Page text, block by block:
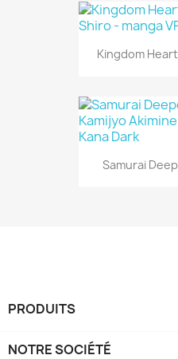
Kingdom
Samurai
PRODUITS
NOTRE SOCIÉTÉ